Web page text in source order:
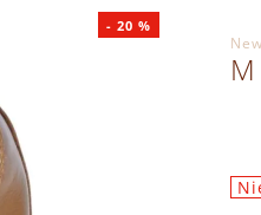
- 20 %
New